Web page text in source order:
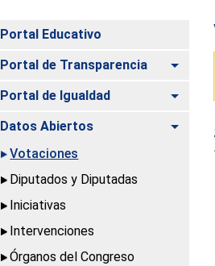
Portal Educativo
Portal de Transparencia
Portal de Igualdad
Datos Abiertos
Votaciones
Diputados y Diputadas
Iniciativas
Intervenciones
Órganos del Congreso